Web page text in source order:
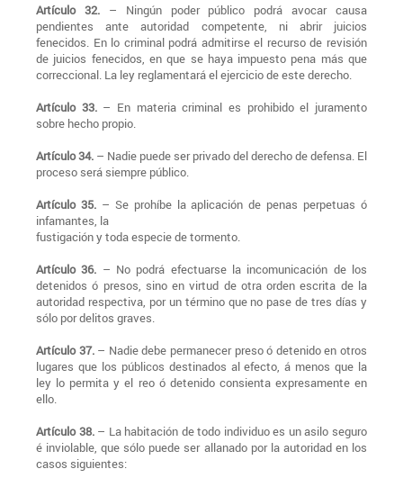
Artículo 32.– Ningún poder público podrá avocar causa
pendientes ante autoridad competente, ni abrir juicios
fenecidos. En lo criminal podrá admitirse el recurso de revisión
de juicios fenecidos, en que se haya impuesto pena más que
correccional. La ley reglamentará el ejercicio de este derecho.
Artículo 33.– En materia criminal es prohibido el juramento
sobre hecho propio.
Artículo 34. – Nadie puede ser privado del derecho de defensa. El
proceso será siempre público.
Artículo 35.– Se prohíbe la aplicación de penas perpetuas ó
infamantes, la
fustigación y toda especie de tormento.
Artículo 36. – No podrá efectuarse la incomunicación de los
detenidos ó presos, sino en virtud de otra orden escrita de la
autoridad respectiva, por un término que no pase de tres días y
sólo por delitos graves.
Artículo 37.– Nadie debe permanecer preso ó detenido en otros
lugares que los públicos destinados al efecto, á menos que la
ley lo permita y el reo ó detenido consienta expresamente en
ello.
Artículo 38.– La habitación de todo individuo es un asilo seguro
é inviolable, que sólo puede ser allanado por la autoridad en los
casos siguientes: